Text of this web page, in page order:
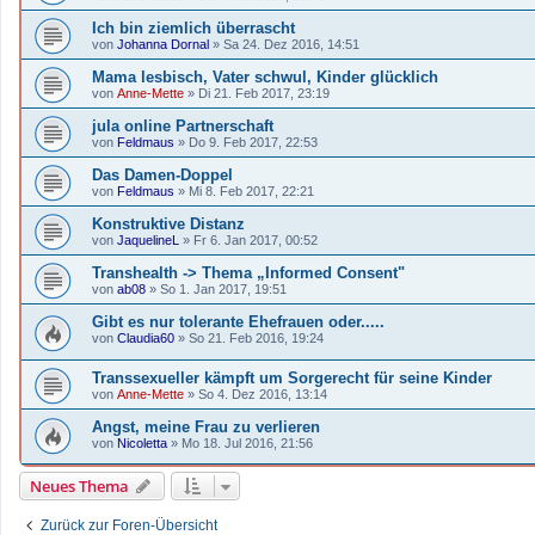
Ich bin ziemlich überrascht
von Johanna Dornal » Sa 24. Dez 2016, 14:51
Mama lesbisch, Vater schwul, Kinder glücklich
von Anne-Mette » Di 21. Feb 2017, 23:19
jula online Partnerschaft
von Feldmaus » Do 9. Feb 2017, 22:53
Das Damen-Doppel
von Feldmaus » Mi 8. Feb 2017, 22:21
Konstruktive Distanz
von JaquelineL » Fr 6. Jan 2017, 00:52
Transhealth -> Thema „Informed Consent"
von ab08 » So 1. Jan 2017, 19:51
Gibt es nur tolerante Ehefrauen oder.....
von Claudia60 » So 21. Feb 2016, 19:24
Transsexueller kämpft um Sorgerecht für seine Kinder
von Anne-Mette » So 4. Dez 2016, 13:14
Angst, meine Frau zu verlieren
von Nicoletta » Mo 18. Jul 2016, 21:56
Neues Thema
Zurück zur Foren-Übersicht